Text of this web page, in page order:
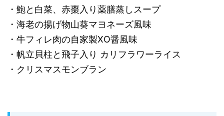
・鮑と白菜、赤棗入り薬膳蒸しスープ
・海老の揚げ物山葵マヨネーズ風味
・牛フィレ肉の自家製XO醤風味
・帆立貝柱と飛子入り カリフラワーライス
・クリスマスモンブラン